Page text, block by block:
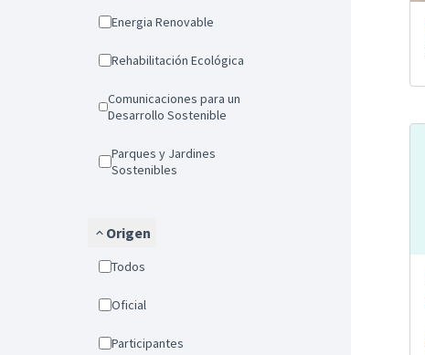
Energia Renovable
Rehabilitación Ecológica
Comunicaciones para un
Desarrollo Sostenible
Parques y Jardines
Sostenibles
Origen
Todos
Oficial
Participantes